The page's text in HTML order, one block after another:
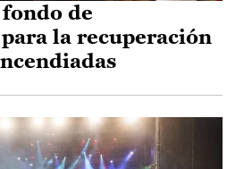
de
la recuperación